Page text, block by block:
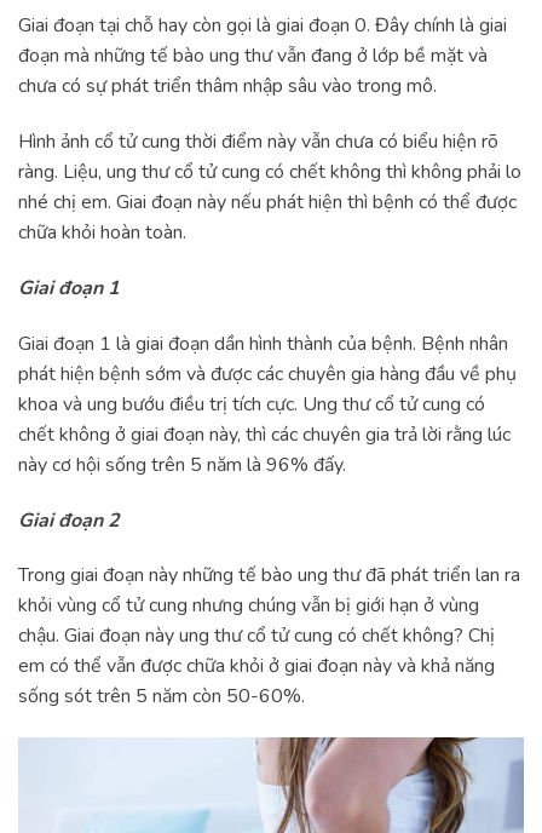
Giai đoạn tại chỗ hay còn gọi là giai đoạn 0. Đây chính là giai
đoạn mà những tế bào ung thư vẫn đang ở lớp bề mặt và
chưa có sự phát triển thâm nhập sâu vào trong mô.
Hình ảnh cổ tử cung thời điểm này vẫn chưa có biểu hiện rõ
ràng. Liệu, ung thư cổ tử cung có chết không thì không phải lo
nhé chị em. Giai đoạn này nếu phát hiện thì bệnh có thể được
chữa khỏi hoàn toàn.
Giai đoạn 1
Giai đoạn 1 là giai đoạn dần hình thành của bệnh. Bệnh nhân
phát hiện bệnh sớm và được các chuyên gia hàng đầu về phụ
khoa và ung bướu điều trị tích cực. Ung thư cổ tử cung có
chết không ở giai đoạn này, thì các chuyên gia trả lời rằng lúc
này cơ hội sống trên 5 năm là 96% đấy.
Giai đoạn 2
Trong giai đoạn này những tế bào ung thư đã phát triển lan ra
khỏi vùng cổ tử cung nhưng chúng vẫn bị giới hạn ở vùng
chậu. Giai đoạn này ung thư cổ tử cung có chết không? Chị
em có thể vẫn được chữa khỏi ở giai đoạn này và khả năng
sống sót trên 5 năm còn 50-60%.